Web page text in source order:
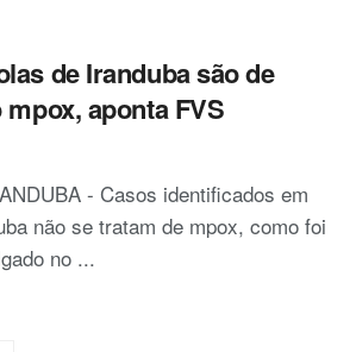
de Iranduba são de
aponta FVS
- Casos identificados em
não se tratam de mpox, como foi
no ...